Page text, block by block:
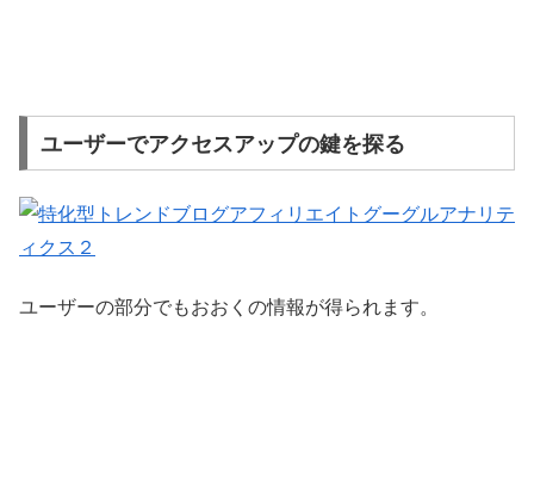
ユーザーでアクセスアップの鍵を探る
ユーザーの部分でもおおくの情報が得られます。